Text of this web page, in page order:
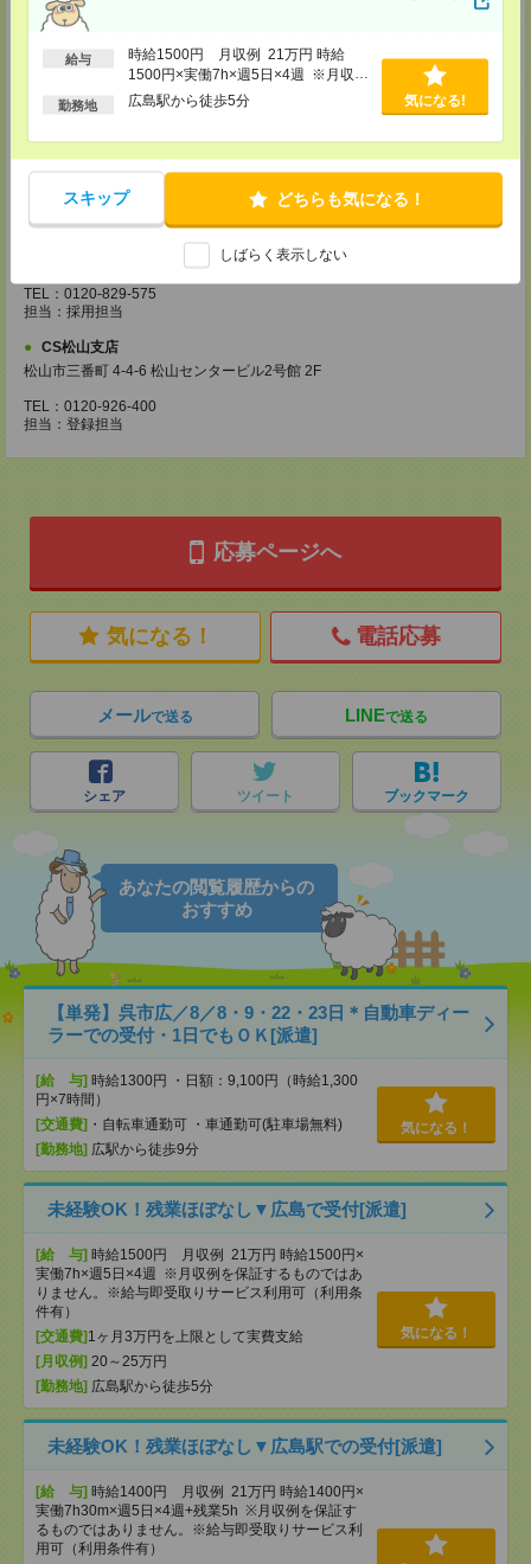
給与
時給1500円 月収例 21万円 時給
1500円×実働7h×週5日×4週 ※月収例
を保証するものではありません。※給
勤務地 広島駅から徒歩5分 気になる!
スキップ どちらも気になる！
しばらく表示しない
【来社登録】約1.5～2時間＊経験・ご希望による
・ガイダンス
・経験や希望をインタビュー
・スキルチェック
・お仕事のご紹介
登録場所
CS広島支店
広島県広島市中区袋町 3-17 シシンヨービル 11F
TEL：0120-921-943
TEL：0120-829-575
担当：採用担当
CS松山支店
松山市三番町 4-4-6 松山センタービル2号館 2F
TEL：0120-926-400
担当：登録担当
応募ページへ
気になる！ 電話応募
メールで送る LINEで送る
シェア ツイート ブックマーク
あなたの閲覧履歴からの
おすすめ
【単発】呉市広／8／8・9・22・23日＊自動車ディー
ラーでの受付・1日でもＯＫ[派遣]
[給 与] 時給1300円 ・日額：9,100円（時給1,300
円×7時間）
[交通費] ・自転車通勤可 ・車通勤可(駐車場無料)
[勤務地] 広駅から徒歩9分
気になる！
未経験OK！残業ほぼなし▼広島で受付[派遣]
[給 与] 時給1500円 月収例 21万円 時給1500円×
実働7h×週5日×4週 ※月収例を保証するものではあ
りません。※給与即受取りサービス利用可（利用条
件有）
[交通費] 1ヶ月3万円を上限として実費支給
[月収例] 20～25万円
[勤務地] 広島駅から徒歩5分
気になる！
未経験OK！残業ほぼなし▼広島駅での受付[派遣]
[給 与] 時給1400円 月収例 21万円 時給1400円×
実働7h30m×週5日×4週+残業5h ※月収例を保証す
るものではありません。※給与即受取りサービス利
用可（利用条件有）